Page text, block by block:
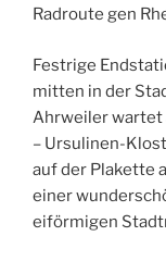
Radroute gen
Festrige
mitten in der
Ahrweiler wartet
– Ursulinen-
auf der Plakette
einer
eiförmigen